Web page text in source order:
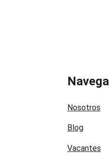
Nosotros
Blog
Vacantes